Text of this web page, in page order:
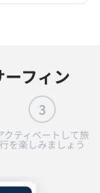
フィン
3
クティベートして旅
行を楽しみましょう